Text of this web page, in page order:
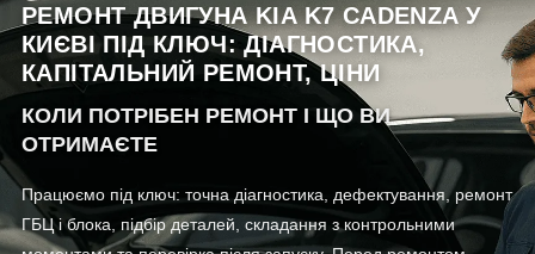
РЕМОНТ ДВИГУНА KIA K7 CADENZA У
КИЄВІ ПІД КЛЮЧ: ДІАГНОСТИКА,
КАПІТАЛЬНИЙ РЕМОНТ, ЦІНИ
КОЛИ ПОТРІБЕН РЕМОНТ І ЩО ВИ
ОТРИМАЄТЕ
Працюємо під ключ: точна діагностика, дефектування, ремонт
ГБЦ і блока, підбір деталей, складання з контрольними